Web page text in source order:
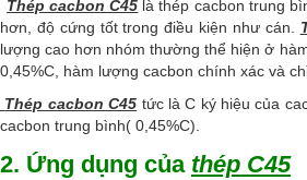
Thép cacbon C45 là thép cacbon trung
hơn, độ cứng tốt trong điều kiện như cán.
lượng cao hơn nhóm thường thể hiện ở
0,45%C, hàm lượng cacbon chính xác và
Thép cacbon C45 tức là C ký hiệu của
cacbon trung bình( 0,45%C).
2. Ứng dụng của thép C45